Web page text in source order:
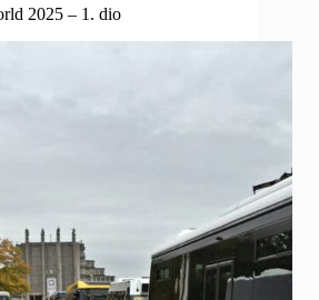
2025 – 1. dio